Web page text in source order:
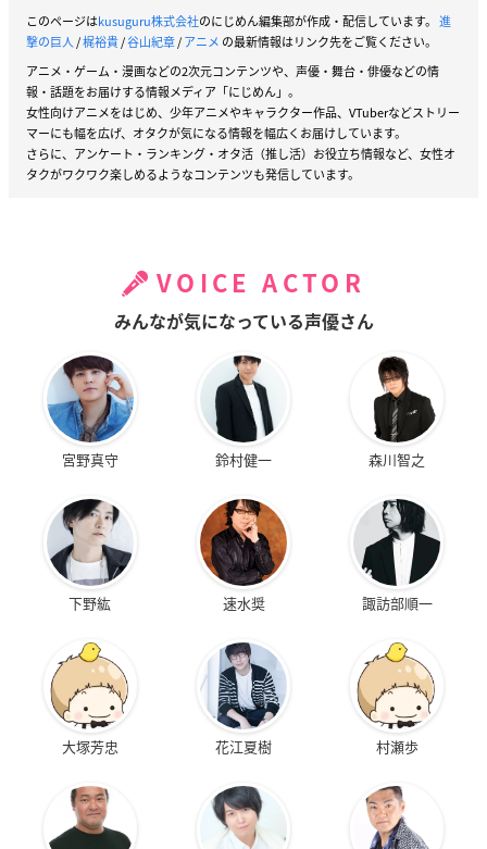
このページはkusuguru株式会社のにじめん編集部が作成・配信しています。 進
撃の巨人/梶裕貴/谷山紀章/アニメ の最新情報はリンク先をご覧ください。
アニメ・ゲーム・漫画などの2次元コンテンツや、声優・舞台・俳優などの情
報・話題をお届けする情報メディア「にじめん」。
女性向けアニメをはじめ、少年アニメやキャラクター作品、VTuberなどストリー
マーにも幅を広げ、オタクが気になる情報を幅広くお届けしています。
さらに、アンケート・ランキング・オタ活（推し活）お役立ち情報など、女性オ
タクがワクワク楽しめるようなコンテンツも発信しています。
VOICE ACTOR
みんなが気になっている声優さん
宮野真守 鈴村健一 森川智之
下野紘 速水奨 諏訪部順一
大塚芳忠 花江夏樹 村瀬歩